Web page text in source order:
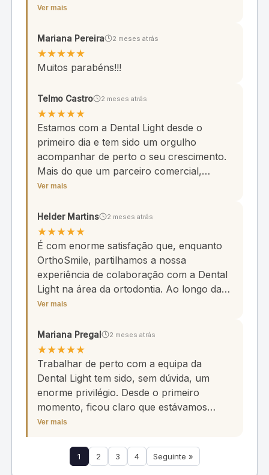
reconhecidos a nível nacional. Este
uma missão clara e equipas
extraordinárias, os sonhos transformam-
se em realidade. É um privilégio para a
Muitos parabéns e continuação de muito
sucesso! 🚀
Ver mais
Mariana Pereira 2 meses atrás
★★★★★
Muitos parabéns!!!
Telmo Castro 2 meses atrás
★★★★★
Estamos com a Dental Light desde o
primeiro dia e tem sido um orgulho
acompanhar de perto o seu crescimento.
Mais do que um parceiro comercial,
crescemos e evoluímos juntos ao longo
pelo excelente trabalho e que
continuemos juntos a construir este
caminho de sucesso. Bem-ajam.
Ver mais
Helder Martins 2 meses atrás
★★★★★
É com enorme satisfação que, enquanto
OrthoSmile, partilhamos a nossa
experiência de colaboração com a Dental
Light na área da ortodontia. Ao longo da
nossa colaboração, destacamos o cuidado
ortodontia de elevada qualidade,
evidenciando uma aposta clara em
soluções fiáveis, consistentes e
diferenciadoras. Destacamos igualmente o
elevado sentido de responsabilidade e
rigor no cumprimento das suas
obrigações, nomeadamente a nível
solidez da relação construída. A nossa
colaboração caracteriza-se por uma
Ver mais
Mariana Pregal 2 meses atrás
★★★★★
Trabalhar de perto com a equipa da
Dental Light tem sido, sem dúvida, um
enorme privilégio. Desde o primeiro
momento, ficou claro que estávamos
perante uma equipa extraordinária.
inspiradora. A forma como abordam cada
desafio, com determinação e uma energia
Ver mais
1 2 3 4 Seguinte »